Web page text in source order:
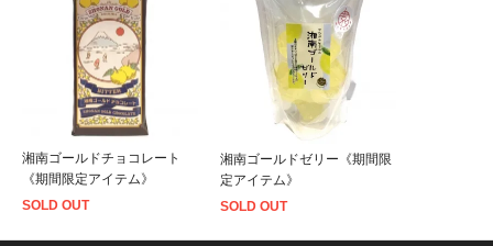
湘南ゴールドチョコレート
《期間限定アイテム》
SOLD OUT
湘南ゴールドゼリー《期間限
定アイテム》
SOLD OUT